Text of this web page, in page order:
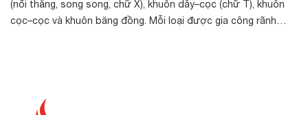
(nối thẳng, song song, chữ X), khuôn dây–cọc (chữ T), khuôn
cọc–cọc và khuôn băng đồng. Mỗi loại được gia công rãnh